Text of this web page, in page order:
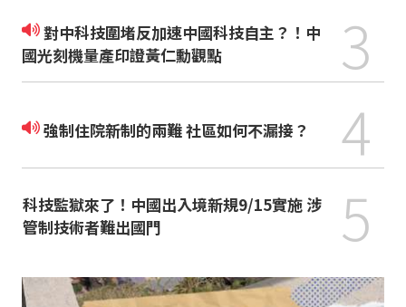
對中科技圍堵反加速中國科技自主？！中
國光刻機量產印證黃仁勳觀點
3
強制住院新制的兩難 社區如何不漏接？ 4
科技監獄來了！中國出入境新規9/15實施 涉
管制技術者難出國門
5